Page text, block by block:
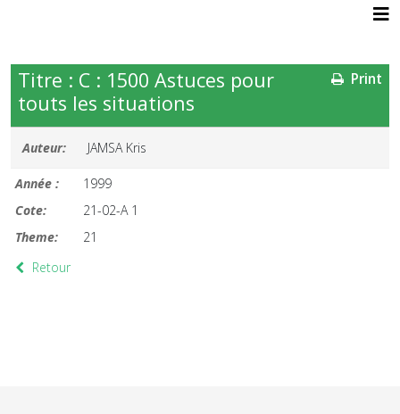
Print
Titre : C : 1500 Astuces pour
touts les situations
Auteur: JAMSA Kris
Année :
1999
Cote:
21-02-A 1
Theme:
21
Retour